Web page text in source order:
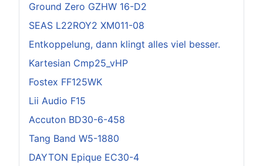
Ground Zero GZHW 16-D2
SEAS L22ROY2 XM011-08
Entkoppelung, dann klingt alles viel besser.
Kartesian Cmp25_vHP
Fostex FF125WK
Lii Audio F15
Accuton BD30-6-458
Tang Band W5-1880
DAYTON Epique EC30-4